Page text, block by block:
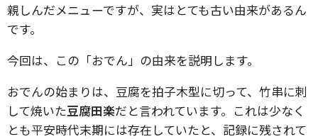
親しんだメニューですが、実はとても古い由来があるん
です。
今回は、この「おでん」の由来を説明します。
おでんの始まりは、豆腐を拍子木型に切って、竹串に刺
して焼いた豆腐田楽だと言われています。これは少なく
とも平安時代末期には存在していたと、記録に残されて